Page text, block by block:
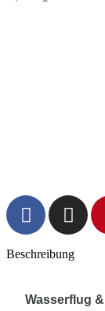
Beschreibung
Wasserflug